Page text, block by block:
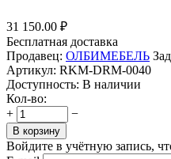
31 150.00 ₽
Бесплатная доставка
Продавец: ОЛБИМЕБЕЛЬ
Артикул: RKM-DRM-0040
Доступность: В наличии
Кол-во:
+
−
В корзину
Войдите в учётную запись,